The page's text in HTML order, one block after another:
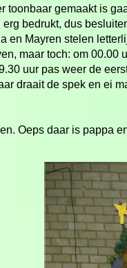
toonbaar gemaakt is
bedrukt, dus
en Mayren stelen
maar toch: om 00.00
uur pas weer de
draait de spek en ei
Oeps daar is pappa